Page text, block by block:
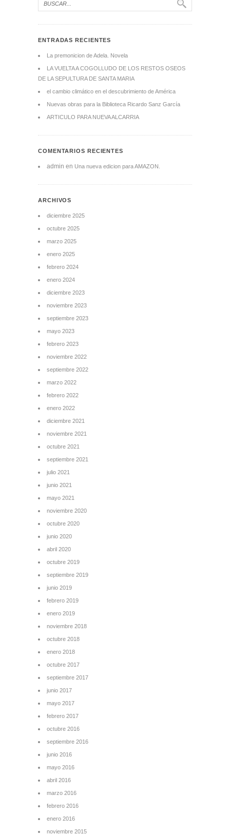
ENTRADAS RECIENTES
La premonicion de Adela. Novela
LA VUELTA A COGOLLUDO DE LOS RESTOS OSEOS
DE LA SEPULTURA DE SANTA MARIA
el cambio climático en el descubrimiento de América
Nuevas obras para la Biblioteca Ricardo Sanz García
ARTICULO PARA NUEVA ALCARRIA
COMENTARIOS RECIENTES
admin en Una nueva edicion para AMAZON.
ARCHIVOS
diciembre 2025
octubre 2025
marzo 2025
enero 2025
febrero 2024
enero 2024
diciembre 2023
noviembre 2023
septiembre 2023
mayo 2023
febrero 2023
noviembre 2022
septiembre 2022
marzo 2022
febrero 2022
enero 2022
diciembre 2021
noviembre 2021
octubre 2021
septiembre 2021
julio 2021
junio 2021
mayo 2021
noviembre 2020
octubre 2020
junio 2020
abril 2020
octubre 2019
septiembre 2019
junio 2019
febrero 2019
enero 2019
noviembre 2018
octubre 2018
enero 2018
octubre 2017
septiembre 2017
junio 2017
mayo 2017
febrero 2017
octubre 2016
septiembre 2016
junio 2016
mayo 2016
abril 2016
marzo 2016
febrero 2016
enero 2016
noviembre 2015